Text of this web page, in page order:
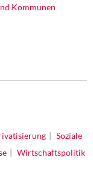
Kommunen
Soziale
Wirtschaftspolitik